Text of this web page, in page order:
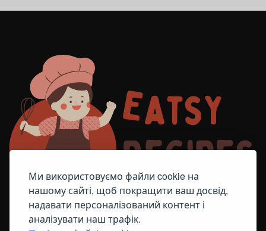
Ми використовуємо файли cookie на
нашому сайті, щоб покращити ваш досвід,
надавати персоналізований контент і
аналізувати наш трафік.